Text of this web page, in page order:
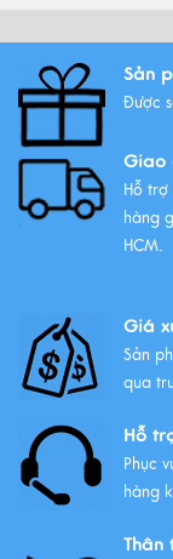
Sản
Được
Giao
Hỗ
hàng
HCM.
Giá
Sản
qua
Hỗ
Phục
hàng
Thân